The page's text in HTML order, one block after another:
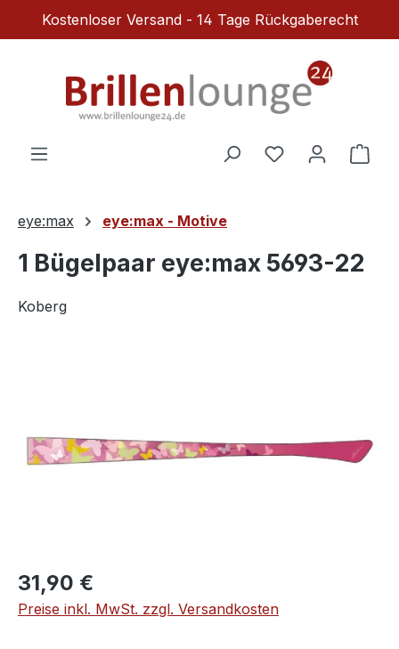
Zum Hauptinhalt springen
Kostenloser Versand - 14 Tage Rückgaberecht
Du hast 0
eye:max eye:max - Motive
1 Bügelpaar eye:max 5693-22
Koberg
Regulärer Preis:
31,90 €
Preise inkl. MwSt. zzgl. Versandkosten